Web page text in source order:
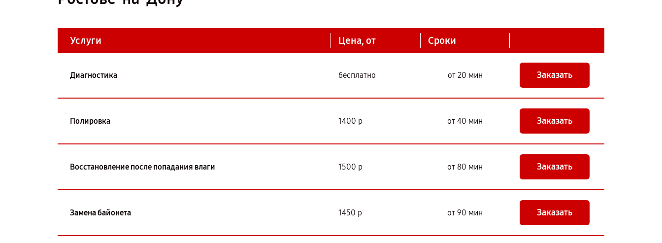
Услуги Цена, от Сроки
Диагностика бесплатно от 20 мин Заказать
Полировка 1400 р от 40 мин Заказать
Восстановление после попадания влаги 1500 р от 80 мин Заказать
Замена байонета 1450 р от 90 мин Заказать